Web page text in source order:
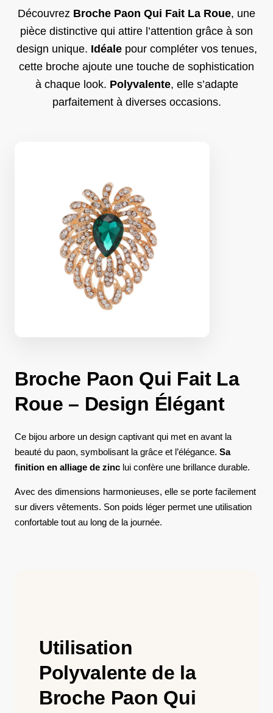
Découvrez Broche Paon Qui Fait La Roue, une
pièce distinctive qui attire l’attention grâce à son
design unique. Idéalepour compléter vos tenues,
cette broche ajoute une touche de sophistication
à chaque look. Polyvalente, elle s’adapte
parfaitement à diverses occasions.
Broche Paon Qui Fait La
Roue – Design Élégant
Ce bijou arbore un design captivant qui met en avant la
beauté du paon, symbolisant la grâce et l’élégance. Sa
finition en alliage de zinc lui confère une brillance durable.
Avec des dimensions harmonieuses, elle se porte facilement
sur divers vêtements. Son poids léger permet une utilisation
confortable tout au long de la journée.
Utilisation
Polyvalente de la
Broche Paon Qui